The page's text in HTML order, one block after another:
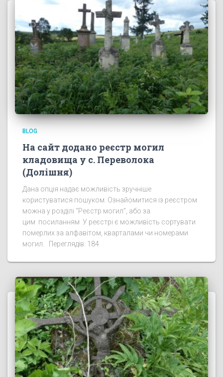
BLOG
На сайт додано реєстр могил
кладовища у с. Переволока
(Долішня)
Дана опція надає можливість зручніше
користуватися пошуком. Ознайомитися із реєстром
можна у розділі “Реєстр могил”, або за
цим посиланням У реєстрі є можливість сортувати
померлих за алфавітом, кварталами чи номерами
могил. Переглядів: 184